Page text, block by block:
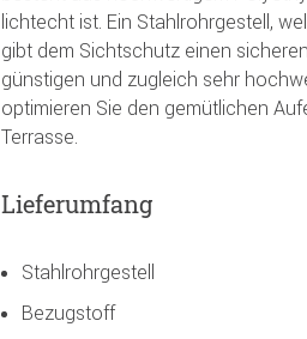
lichtecht ist. Ein Stahlrohrgestell,
gibt dem Sichtschutz einen
günstigen und zugleich sehr
optimieren Sie den gemütlichen
Terrasse.
Lieferumfang
Stahlrohrgestell
Bezugstoff